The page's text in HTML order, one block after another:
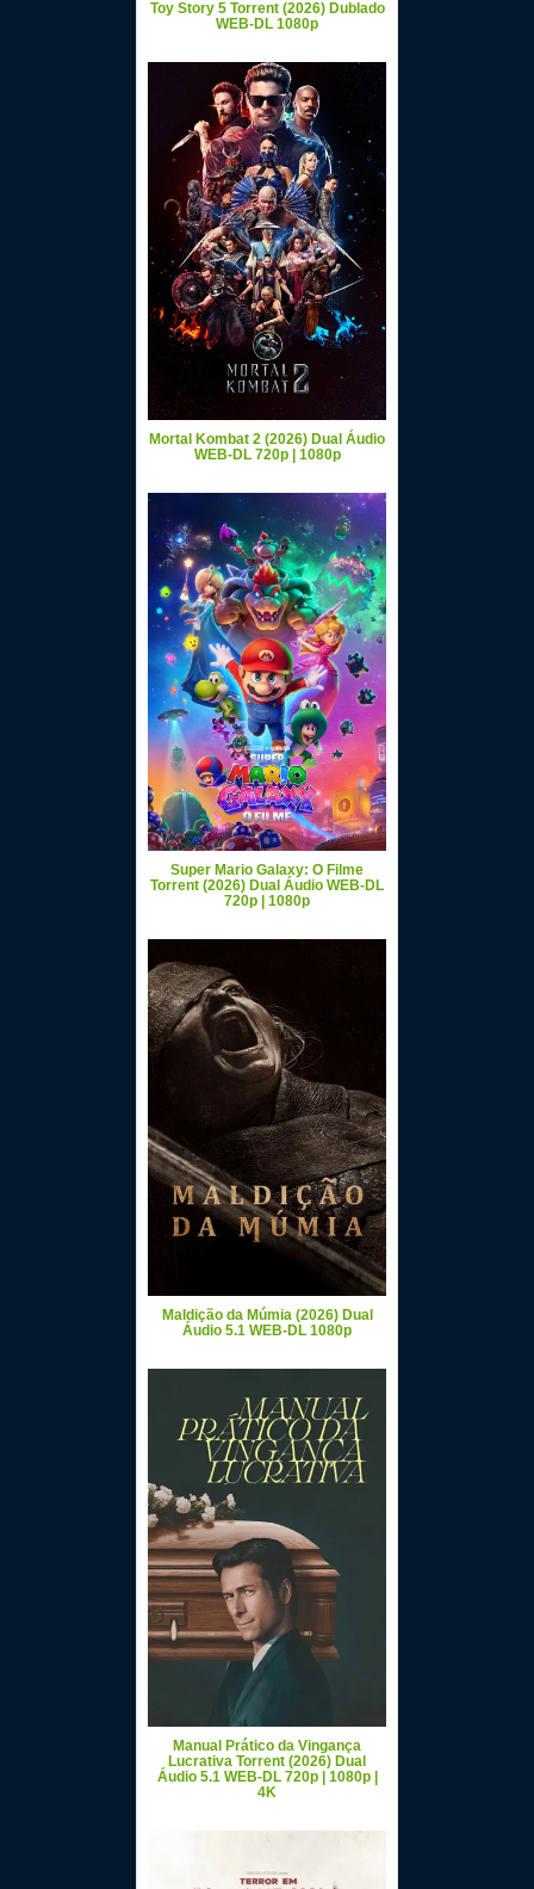
Toy Story 5 Torrent (2026) Dublado
WEB-DL 1080p
Mortal Kombat 2 (2026) Dual Áudio
WEB-DL 720p | 1080p
Super Mario Galaxy: O Filme
Torrent (2026) Dual Áudio WEB-DL
720p | 1080p
Maldição da Múmia (2026) Dual
Áudio 5.1 WEB-DL 1080p
Manual Prático da Vingança
Lucrativa Torrent (2026) Dual
Áudio 5.1 WEB-DL 720p | 1080p |
4K